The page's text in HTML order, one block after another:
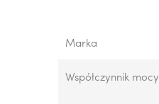
Marka
Współczynnik mocy